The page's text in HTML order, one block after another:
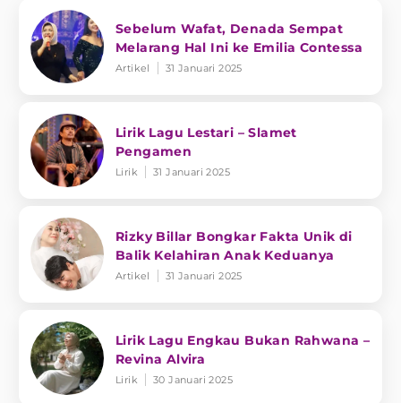
Sebelum Wafat, Denada Sempat
Melarang Hal Ini ke Emilia Contessa
Artikel 31 Januari 2025
Lirik Lagu Lestari – Slamet
Pengamen
Lirik 31 Januari 2025
Rizky Billar Bongkar Fakta Unik di
Balik Kelahiran Anak Keduanya
Artikel 31 Januari 2025
Lirik Lagu Engkau Bukan Rahwana –
Revina Alvira
Lirik 30 Januari 2025